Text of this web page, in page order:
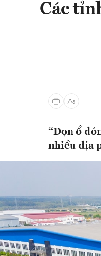
Các
“Dọn ổ
nhiều địa